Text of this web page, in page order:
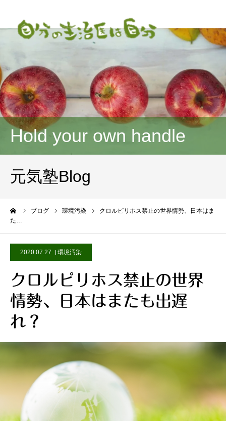
Hold your own handle
元気塾Blog
ブログ 環境汚染
クロルピリホス禁止の世界情勢、日本はま
た…
2020.07.27 環境汚染
クロルピリホス禁止の世界
情勢、日本はまたも出遅
れ？